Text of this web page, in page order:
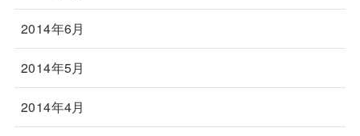
2014年6月
2014年5月
2014年4月